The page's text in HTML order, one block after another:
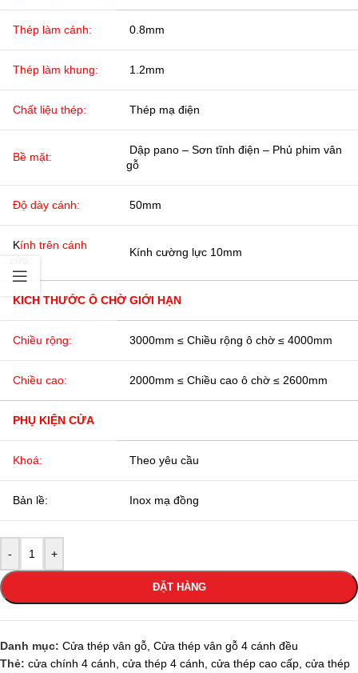
Thép làm cánh: 0.8mm
Thép làm khung: 1.2mm
Chất liệu thép: Thép mạ điện
Bề mặt:
Dập pano – Sơn tĩnh điện – Phủ phim vân
gỗ
Độ dày cánh: 50mm
Kính trên cánh
cửa:
Kính cường lực 10mm
KÍCH THƯỚC Ô CHỜ GIỚI HẠN
Chiều rộng: 3000mm ≤ Chiều rộng ô chờ ≤ 4000mm
Chiều cao: 2000mm ≤ Chiều cao ô chờ ≤ 2600mm
PHỤ KIỆN CỬA
Khoá: Theo yêu cầu
Bản lề: Inox mạ đồng
- +
ĐẶT HÀNG
Danh mục: Cửa thép vân gỗ Cửa thép vân gỗ 4 cánh đều
Thẻ: cửa chính 4 cánh cửa thép 4 cánh cửa thép cao cấp cửa thép